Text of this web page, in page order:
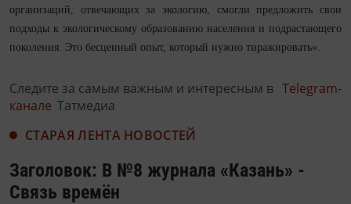
организаций, отвечающих за экологию, смогли предложить свои
подходы к экологическому образованию населения и подрастающего
поколения. Это бесценный опыт, который нужно тиражировать».
Следите за самым важным и интересным в Telegram-
канале Татмедиа
СТАРАЯ ЛЕНТА НОВОСТЕЙ
Заголовок: В №8 журнала «Казань» -
Связь времён